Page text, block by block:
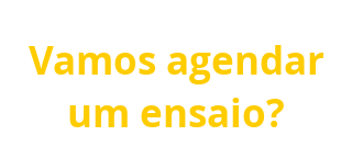
Vamos agendar
um ensaio?